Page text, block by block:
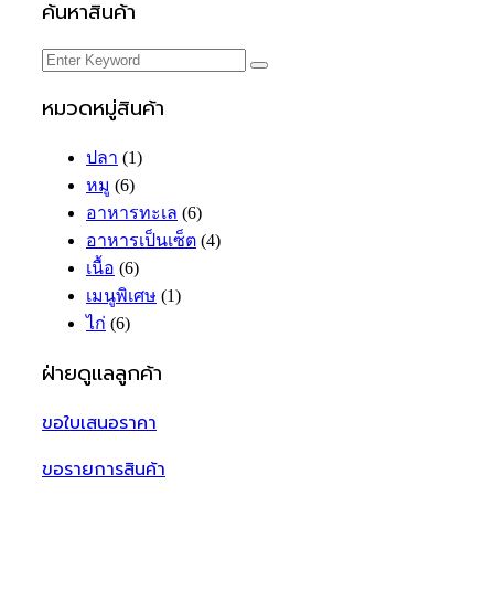
ค้นหาสินค้า
หมวดหมู่สินค้า
ปลา (1)
หมู (6)
อาหารทะเล (6)
อาหารเป็นเซ็ต (4)
เนื้อ (6)
เมนูพิเศษ (1)
ไก่ (6)
ฝ่ายดูแลลูกค้า
ขอใบเสนอราคา
ขอรายการสินค้า